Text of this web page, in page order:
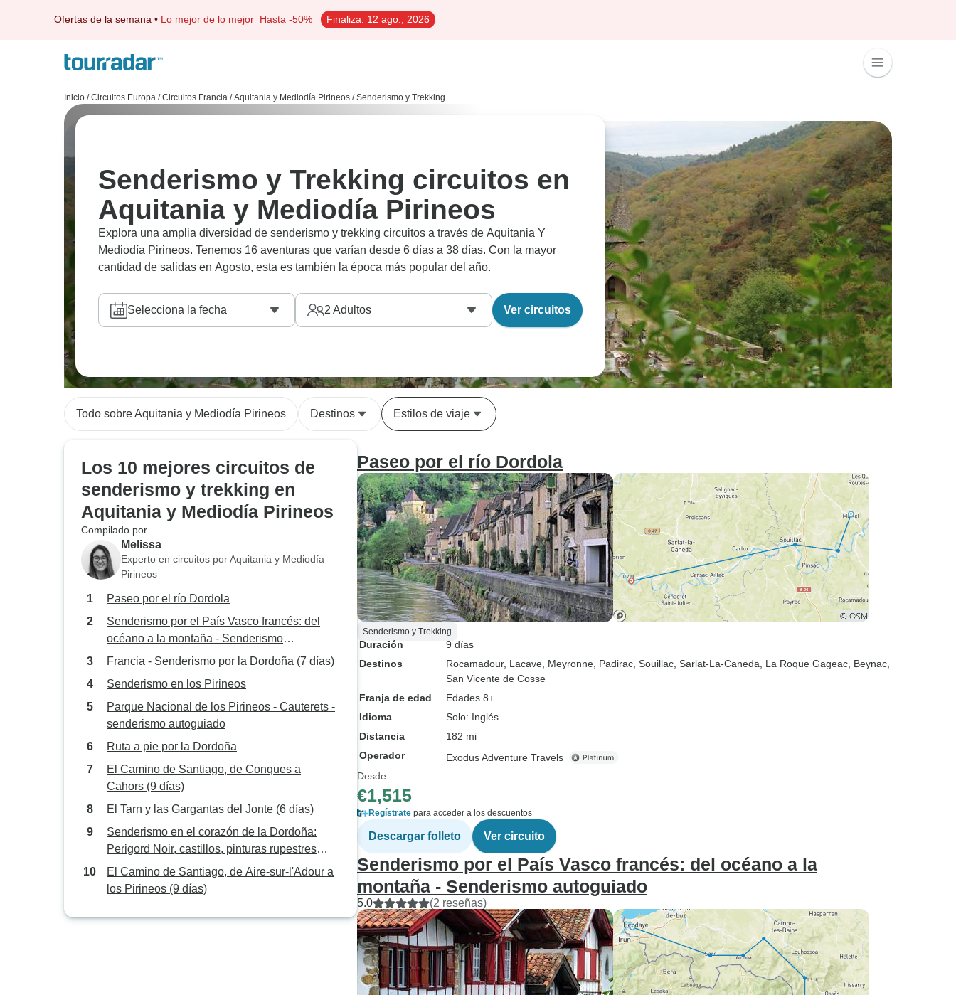
Ofertas de la semana • Lo mejor de lo mejor Hasta -50% Finaliza: 12 ago., 2026
Inicio / Circuitos Europa / Circuitos Francia / Aquitania y Mediodía Pirineos / Senderismo y Trekking
Senderismo y Trekking circuitos en
Aquitania y Mediodía Pirineos
Explora una amplia diversidad de senderismo y trekking circuitos a través de Aquitania Y
Mediodía Pirineos. Tenemos 16 aventuras que varían desde 6 días a 38 días. Con la mayor
cantidad de salidas en Agosto, esta es también la época más popular del año.
Selecciona la fecha 2 Adultos Ver circuitos
Todo sobre Aquitania y Mediodía Pirineos Destinos Estilos de viaje
Los 10 mejores circuitos de
senderismo y trekking en
Aquitania y Mediodía Pirineos
Compilado por
Melissa
Experto en circuitos por Aquitania y Mediodía
Pirineos
Paseo por el río Dordola
Senderismo por el País Vasco francés: del
océano a la montaña - Senderismo
autoguiado
Francia - Senderismo por la Dordoña (7 días)
Senderismo en los Pirineos
Parque Nacional de los Pirineos - Cauterets -
senderismo autoguiado
Ruta a pie por la Dordoña
El Camino de Santiago, de Conques a
Cahors (9 días)
El Tarn y las Gargantas del Jonte (6 días)
Senderismo en el corazón de la Dordoña:
Perigord Noir, castillos, pinturas rupestres
mundialmente famosas (7 días)
El Camino de Santiago, de Aire-sur-l'Adour a
los Pirineos (9 días)
Paseo por el río Dordola
Senderismo y Trekking
Duración
9 días
Destinos
Rocamadour, Lacave , Meyronne , Padirac , Souillac , Sarlat-La-Caneda , La Roque Gageac , Beynac
San Vicente de Cosse
Franja de edad
Edades 8+
Idioma
Solo: Inglés
Distancia
182 mi
Operador
Exodus Adventure Travels
Desde
€1,515
Regístrate para acceder a los descuentos
Descargar folleto Ver circuito
Senderismo por el País Vasco francés: del océano a la
montaña - Senderismo autoguiado
5.0 (2 reseñas)